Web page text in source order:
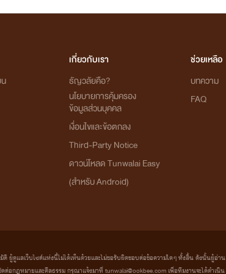
เกี่ยวกับเรา
ธัญวลัยคือ?
นโยบายการคุ้มครอง
ข้อมูลส่วนบุคคล
เงื่อนไขและข้อตกลง
Third-Party Notice
ดาวน์โหลด Tunwalai Easy
(สำหรับ Android)
ช่วยเหลือ
บทความ
FAQ
ติ ผู้ดูแลเว็บไซต์แห่งนี้ไม่ได้เห็นด้วยและไม่ขอรับผิดชอบต่อข้อความใดๆ ทั้งสิ้น ดังนั้นผู้อ่าน
กฎหมายและศีลธรรม กรุณาแจ้งมาที่ tunwalai@ookbee.com เพื่อทีมงานจะได้ดำเนิน